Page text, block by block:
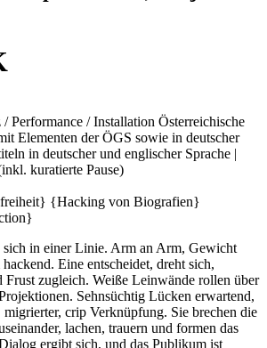
Performance / Installation Österreichische
Elementen der ÖGS sowie in deutscher
in deutscher und englischer Sprache |
kuratierte Pause)
{Hacking von Biografien}
in einer Linie. Arm an Arm, Gewicht
Eine entscheidet, dreht sich,
Frust zugleich. Weiße Leinwände rollen über
Sehnsüchtig Lücken erwartend,
migrierter, crip Verknüpfung. Sie brechen die
lachen, trauern und formen das
ergibt sich, und das Publikum ist